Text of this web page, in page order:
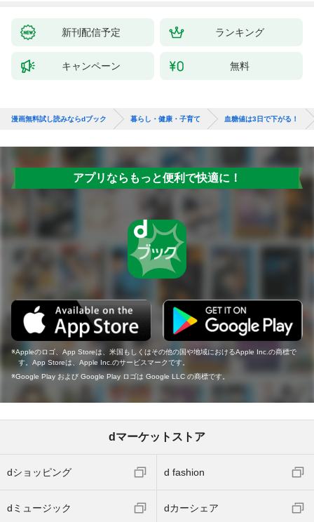
新刊配信予定 ランキング
キャンペーン 無料
漫画無料試し読みならdブック 暮らし・健康・子育て 血糖値は3日で下がる！
アプリならもっと便利で快適に！
Appleのロゴ、App Storeは、米国もしくはその他の国や地域におけるApple Inc.の商標で
す。App Storeは、Apple Inc.のサービスマークです。
Google Play および Google Play ロゴは Google LLC の商標です。
dマーケットストア
dショッピング d fashion
dミュージック dカーシェア